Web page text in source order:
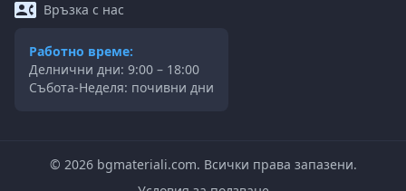
Връзка с нас
Работно време:
Делнични дни: 9:00 – 18:00
Събота-Неделя: почивни дни
© 2026bgmateriali.com. Всички права запазени.